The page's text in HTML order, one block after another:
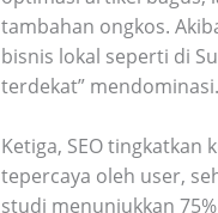
tambahan ongkos.
bisnis lokal seperti di
terdekat” mendominasi.
Ketiga, SEO tingkatkan
tepercaya oleh user,
studi menunjukkan